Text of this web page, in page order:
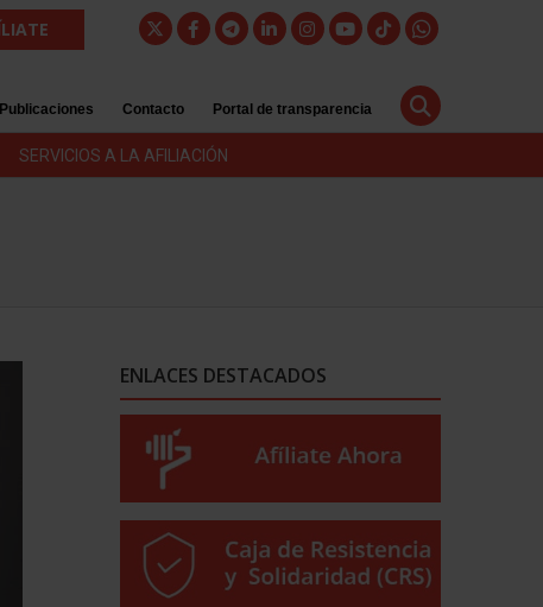
Publicaciones Contacto Portal de transparencia
SERVICIOS A LA AFILIACIÓN
ENLACES DESTACADOS